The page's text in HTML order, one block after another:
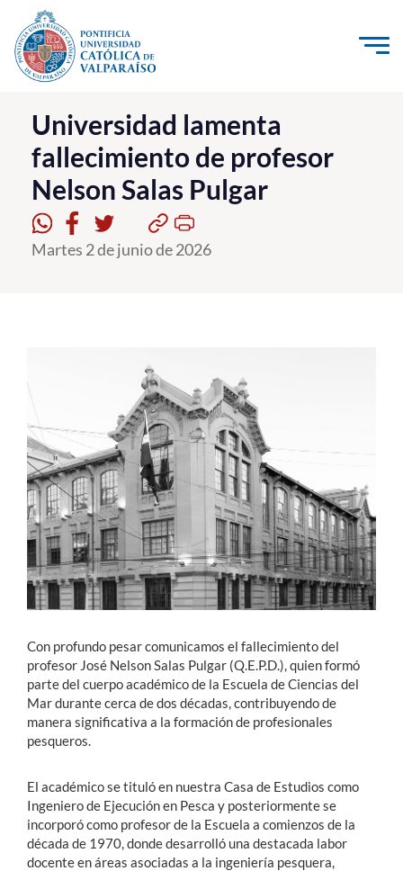
Click acá para ir directamente al contenido
La Universidad
Investigación, Creación e Innovación
PUCV Internacional
Vinculación con el Medio
Formación Continua
Estudiantes
Académicos
Funcionarios
Alumni
Universidad lamenta
fallecimiento de profesor
Nelson Salas Pulgar
Martes 2 de junio de 2026
Con profundo pesar comunicamos el fallecimiento del
profesor José Nelson Salas Pulgar (Q.E.P.D.), quien formó
parte del cuerpo académico de la Escuela de Ciencias del
Mar durante cerca de dos décadas, contribuyendo de
manera significativa a la formación de profesionales
pesqueros.
El académico se tituló en nuestra Casa de Estudios como
Ingeniero de Ejecución en Pesca y posteriormente se
incorporó como profesor de la Escuela a comienzos de la
década de 1970, donde desarrolló una destacada labor
docente en áreas asociadas a la ingeniería pesquera,